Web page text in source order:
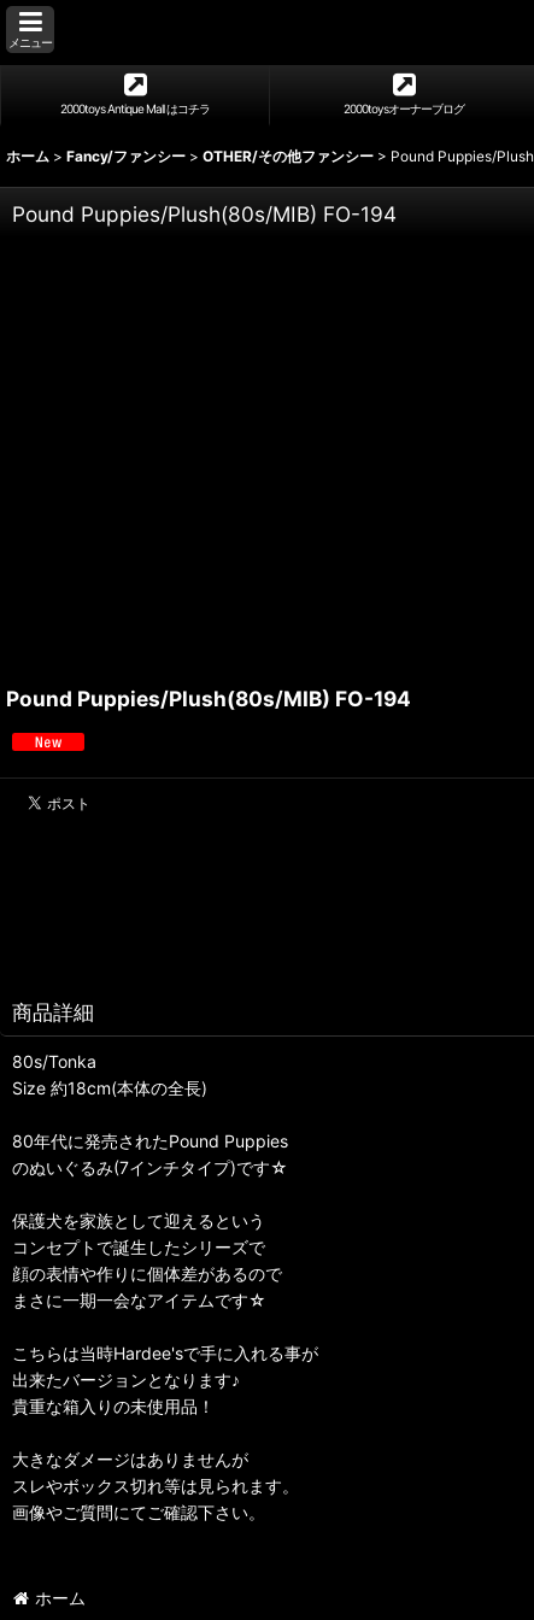
メニュー
2000toys Antique Mall はコチラ 2000toysオーナーブログ
ホーム > Fancy/ファンシー > OTHER/その他ファンシー > Pound Puppies/
Pound Puppies/Plush(80s/MIB) FO-194
Pound Puppies/Plush(80s/MIB) FO-194
商品詳細
80s/Tonka
Size 約18cm(本体の全長)
80年代に発売されたPound Puppies
のぬいぐるみ(7インチタイプ)です☆
保護犬を家族として迎えるという
コンセプトで誕生したシリーズで
顔の表情や作りに個体差があるので
まさに一期一会なアイテムです☆
こちらは当時Hardee'sで手に入れる事が
出来たバージョンとなります♪
貴重な箱入りの未使用品！
大きなダメージはありませんが
スレやボックス切れ等は見られます。
画像やご質問にてご確認下さい。
ホーム